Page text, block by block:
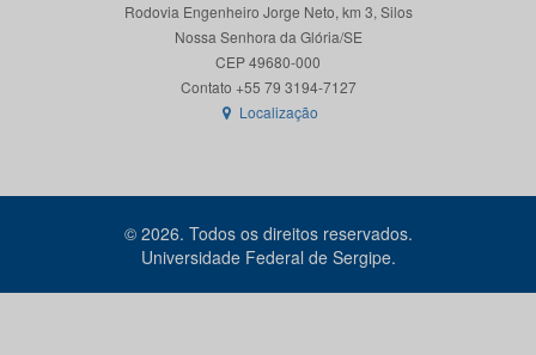
Rodovia Engenheiro Jorge Neto, km 3, Silos
Nossa Senhora da Glória/SE
CEP 49680-000
Contato +55 79 3194-7127
Localização
© 2026. Todos os direitos reservados.
Universidade Federal de Sergipe.